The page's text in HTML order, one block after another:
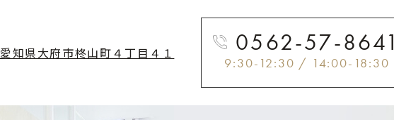
愛知県大府市柊山町４丁目４１ 0562-57-8641
9:30-12:30 / 14:00-18:30